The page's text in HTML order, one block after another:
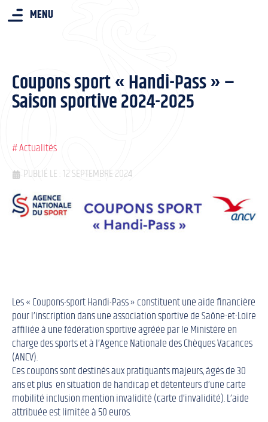
MENU
Coupons sport « Handi-Pass » –
Saison sportive 2024-2025
#Actualités
PUBLIÉ LE : 12 SEPTEMBRE 2024
Les « Coupons-sport Handi-Pass » constituent une aide financière
pour l’inscription dans une association sportive de Saône-et-Loire
affiliée à une fédération sportive agréée par le Ministère en
charge des sports et à l’Agence Nationale des Chèques Vacances
(ANCV).
Ces coupons sont destinés aux pratiquants majeurs, âgés de 30
ans et plus en situation de handicap et détenteurs d’une carte
mobilité inclusion mention invalidité (carte d’invalidité). L’aide
attribuée est limitée à 50 euros.